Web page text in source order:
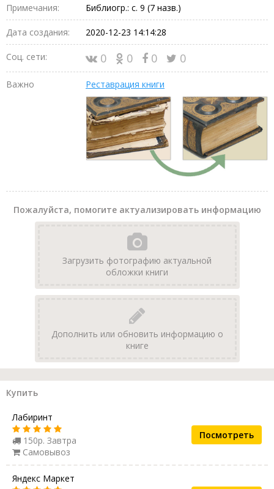
Примечания: Библиогр.: с. 9 (7 назв.)
Дата создания: 2020-12-23 14:14:28
Соц. сети: 0 0 0 0
Важно Реставрация книги
Пожалуйста, помогите актуализировать информацию
Загрузить фотографию актуальной
обложки книги
Дополнить или обновить информацию о
книге
Купить
Лабиринт
150р. Завтра
Самовывоз
Посмотреть
Яндекс Маркет